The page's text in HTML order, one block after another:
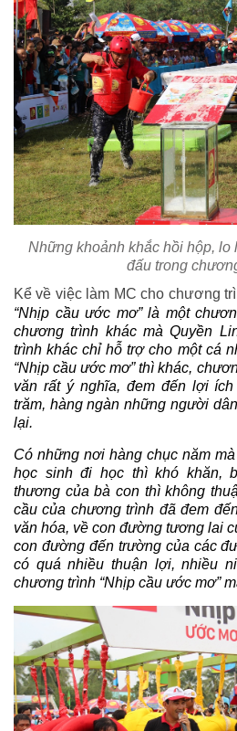
Những khoảnh khắc hồi hộp, lo
đấu trong
Kể về việc làm MC cho chương
“Nhịp cầu ước mơ” là một
chương trình khác mà Quyền
trình khác chỉ hỗ trợ cho một cá
“Nhịp cầu ước mơ” thì khác,
văn rất ý nghĩa, đem đến lợi
trăm, hàng ngàn những người
lại.
Có những nơi hàng chục năm
học sinh đi học thì khó khăn,
thương của bà con thì không
cầu của chương trình đã đem
văn hóa, về con đường tương lai
con đường đến trường của các
có quá nhiều thuận lợi, nhiều
chương trình “Nhịp cầu ước mơ”